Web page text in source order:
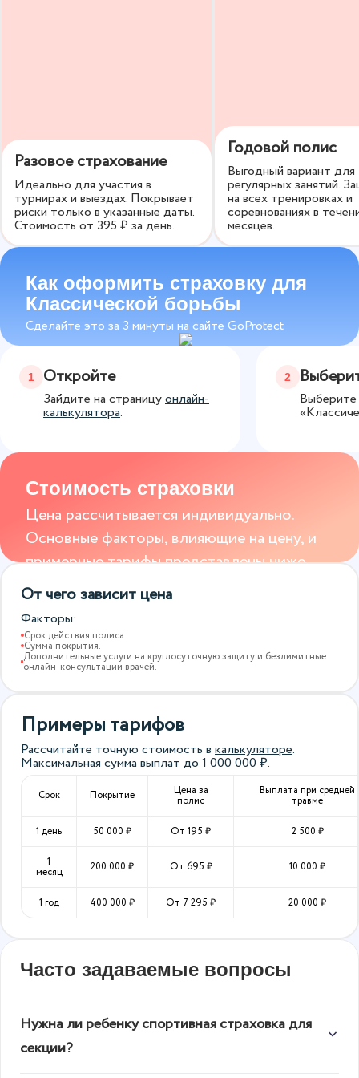
Разовое страхование
Идеально для участия в
турнирах и выездах. Покрывает
риски только в указанные даты.
Стоимость от 395 ₽ за день.
Годовой полис
Выгодный вариант для
регулярных занятий.
на всех тренировках и
соревнованиях в
месяцев.
1 Откройте
Зайдите на страницуонлайн-
калькулятора.
2
Выберите
Как оформить страховку для
Классической борьбы
Сделайте это за 3 минуты на сайте GoProtect
Стоимость страховки
Цена рассчитывается индивидуально.
Основные факторы, влияющие на цену, и
примерные тарифы представлены ниже.
От чего зависит цена
Факторы:
Срок действия полиса.
Сумма покрытия.
Дополнительные услуги на круглосуточную защиту и безлимитные
онлайн-консультации врачей.
Примеры тарифов
Рассчитайте точную стоимость в калькуляторе.
Максимальная сумма выплат до 1 000 000 ₽.
Срок Покрытие Цена за
полис
Выплата при средней
травме
1 день 50 000 ₽ От 195 ₽ 2 500 ₽
1
месяц 200 000 ₽ От 695 ₽ 10 000 ₽
1 год 400 000 ₽ От 7 295 ₽ 20 000 ₽
Часто задаваемые вопросы
Нужна ли ребенку спортивная страховка для
секции?